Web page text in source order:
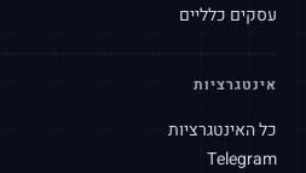
עסקים כלליים
אינטגרציות
כל האינטגרציות
Telegram